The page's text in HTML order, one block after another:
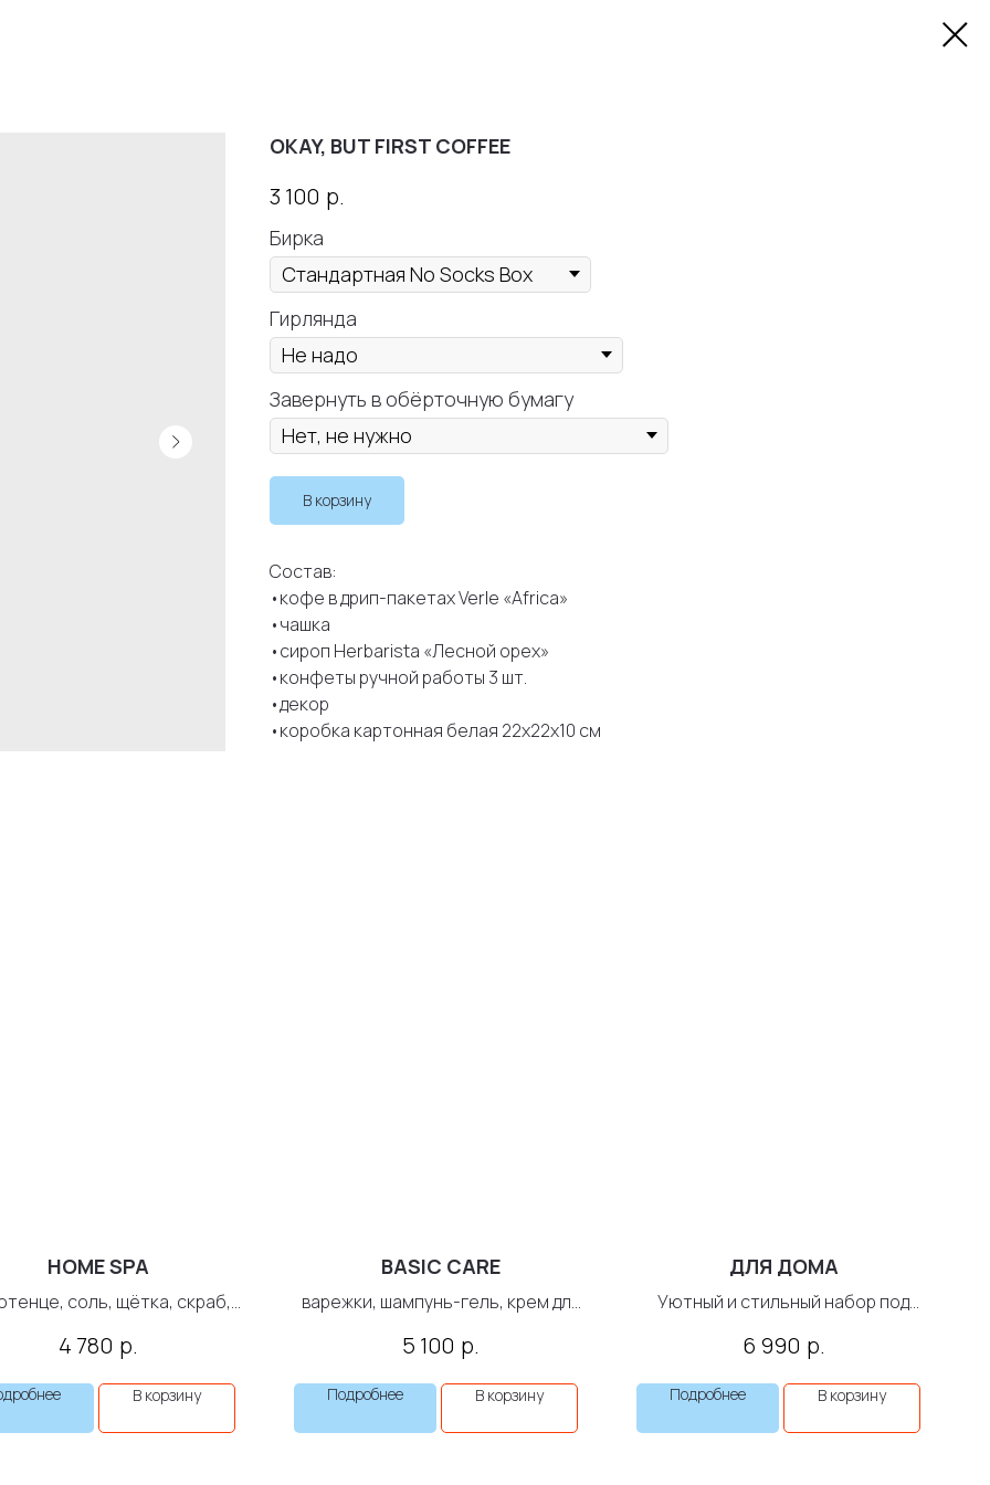
OKAY, BUT FIRST COFFEE
3 100 р.
Бирка
Гирлянда
Завернуть в обёрточную бумагу
В корзину
Состав:
•кофе в дрип-пакетах Verle «Africa»
•чашка
•сироп Herbarista «Лесной орех»
•конфеты ручной работы 3 шт.
•декор
•коробка картонная белая 22х22х10 см
HOME SPA
соль, щётка, скраб,
4 780 р.
В корзину
BASIC CARE
варежки, шампунь-гель, крем для
5 100 р.
Подробнее В корзину
ДЛЯ ДОМА
Уютный и стильный набор под
6 990 р.
Подробнее В корзину